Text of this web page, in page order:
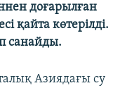
доғарылған
қайта көтерілді.
санайды.
Азиядағы су